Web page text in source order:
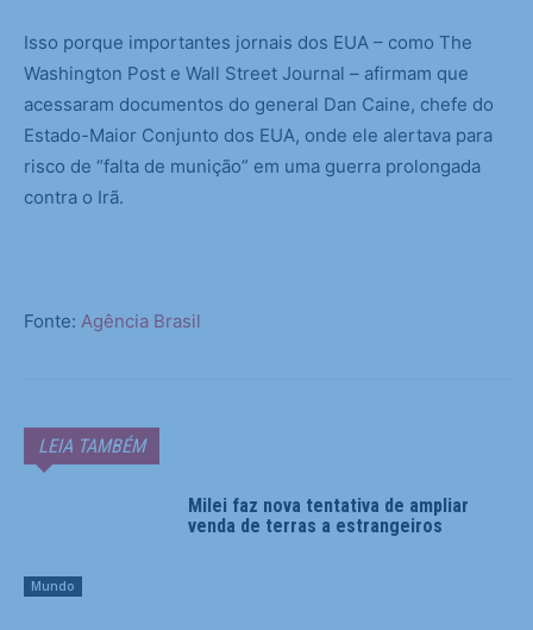
Isso porque importantes jornais dos EUA – como The
Washington Post e Wall Street Journal – afirmam que
acessaram documentos do general Dan Caine, chefe do
Estado-Maior Conjunto dos EUA, onde ele alertava para
risco de “falta de munição” em uma guerra prolongada
contra o Irã.
Fonte: Agência Brasil
LEIA TAMBÉM
Mundo
Milei faz nova tentativa de ampliar
venda de terras a estrangeiros